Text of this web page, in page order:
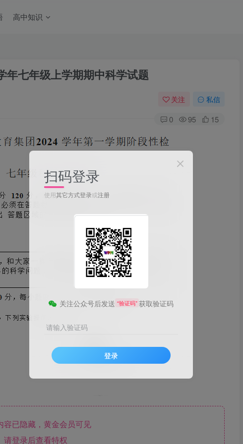
高中知识
年七年级上学期期中科学试题
关注 私信
0 95 15
已隐藏，黄金会员可见
请登录后查看特权
扫码登录
使用其它方式登录或注册
关注公众号后发送 “验证码” 获取验证码
请输入验证码
登录